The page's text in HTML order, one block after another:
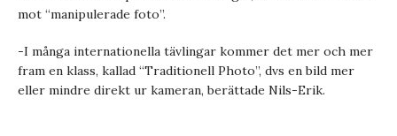
mot “manipulerade foto”.
-I många internationella tävlingar kommer det mer och mer
fram en klass, kallad “Traditionell Photo”, dvs en bild mer
eller mindre direkt ur kameran, berättade Nils-Erik.